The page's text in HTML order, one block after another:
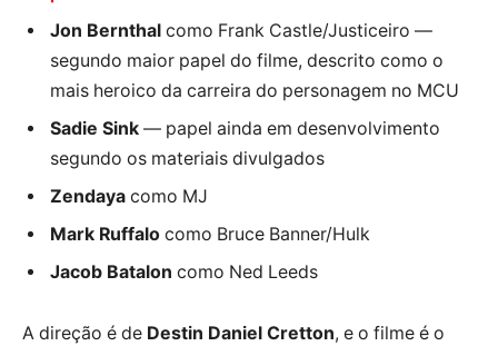
Jon Bernthal como Frank Castle/Justiceiro —
segundo maior papel do filme, descrito como o
mais heroico da carreira do personagem no MCU
Sadie Sink — papel ainda em desenvolvimento
segundo os materiais divulgados
Zendaya como MJ
Mark Ruffalo como Bruce Banner/Hulk
Jacob Batalon como Ned Leeds
A direção é de Destin Daniel Cretton, e o filme é o